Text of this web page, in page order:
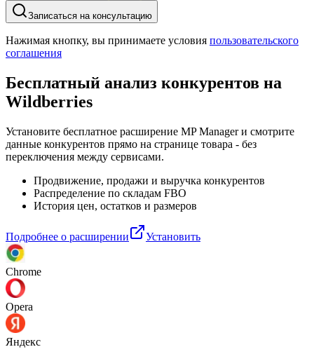
Записаться на консультацию
Нажимая кнопку, вы принимаете условия пользовательского
соглашения
Бесплатный анализ конкурентов на
Wildberries
Установите бесплатное расширение MP Manager и смотрите
данные конкурентов прямо на странице товара - без
переключения между сервисами.
Продвижение, продажи и выручка конкурентов
Распределение по складам FBO
История цен, остатков и размеров
Подробнее о расширении Установить
Chrome
Opera
Яндекс